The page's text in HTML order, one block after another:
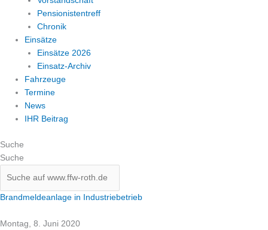
Pensionistentreff
Chronik
Einsätze
Einsätze 2026
Einsatz-Archiv
Fahrzeuge
Termine
News
IHR Beitrag
Suche
Suche
Brandmeldeanlage in Industriebetrieb
Montag, 8. Juni 2020